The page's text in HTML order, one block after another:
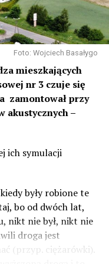
Foto: Wojciech Basałygo
mieszkających
nr 3 czuje się
zamontował przy
akustycznych –
ich symulacji
były robione te
bo od dwóch lat,
nikt nie był, nikt nie
droga jest
(przyp. ciężarówki).